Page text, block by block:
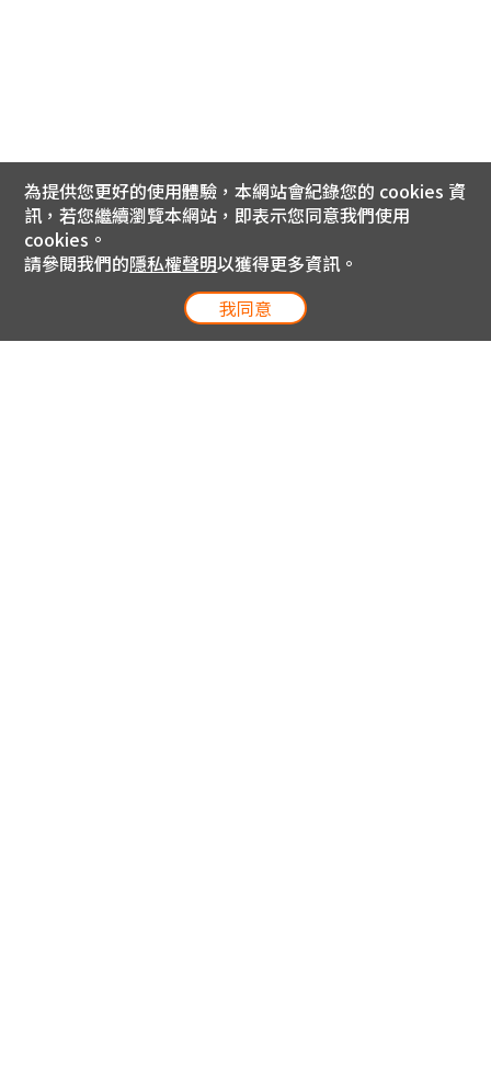
為提供您更好的使用體驗，本網站會紀錄您的 cookies 資
訊，若您繼續瀏覽本網站，即表示您同意我們使用
cookies。
請參閱我們的隱私權聲明以獲得更多資訊。
我同意